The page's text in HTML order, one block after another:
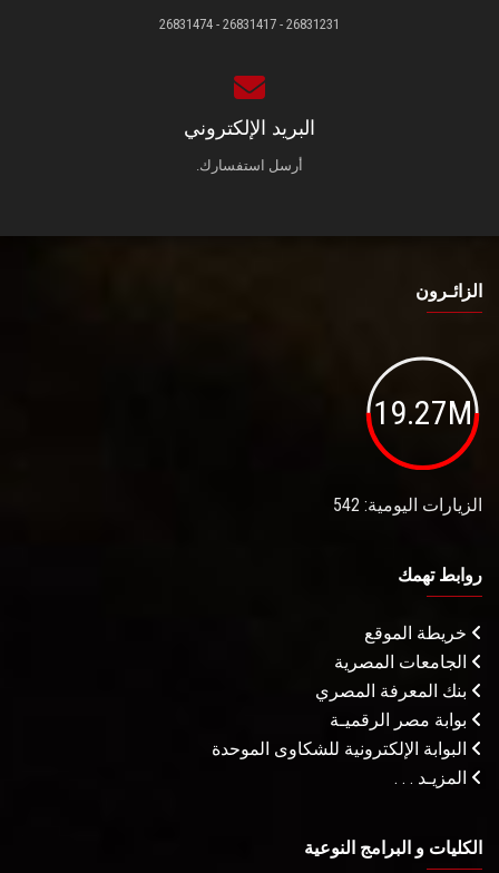
26831231 - 26831417 - 26831474
البريد الإلكتروني
أرسل استفسارك.
الزائـرون
19.27M
الزيارات اليومية: 542
روابط تهمك
خريطة الموقع
الجامعات المصرية
بنك المعرفة المصري
بوابة مصر الرقميـة
البوابة الإلكترونية للشكاوى الموحدة
المزيـد . . .
الكليات و البرامج النوعية